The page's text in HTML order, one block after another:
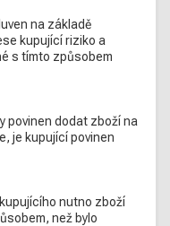
na základě
kupující riziko a
s tímto způsobem
povinen dodat zboží na
je kupující povinen
nutno zboží
než bylo